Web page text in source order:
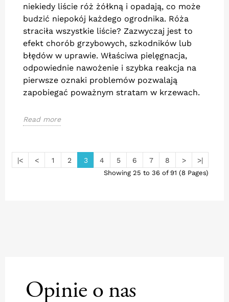
niekiedy liście róż żółkną i opadają, co może
budzić niepokój każdego ogrodnika. Róża
straciła wszystkie liście? Zazwyczaj jest to
efekt chorób grzybowych, szkodników lub
błędów w uprawie. Właściwa pielęgnacja,
odpowiednie nawożenie i szybka reakcja na
pierwsze oznaki problemów pozwalają
zapobiegać poważnym stratam w krzewach.
Read more
|< < 1 2 3 4 5 6 7 8 > >|
Showing 25 to 36 of 91 (8 Pages)
Opinie o nas